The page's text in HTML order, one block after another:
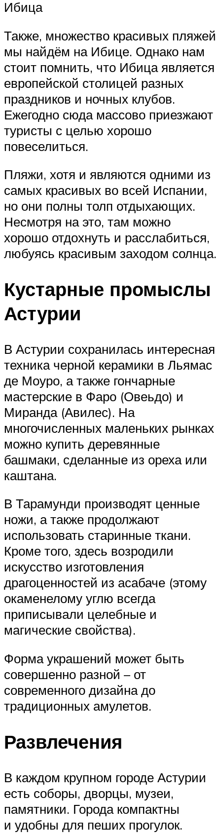
Ибица
Также, множество красивых пляжей
мы найдём на Ибице. Однако нам
стоит помнить, что Ибица является
европейской столицей разных
праздников и ночных клубов.
Ежегодно сюда массово приезжают
туристы с целью хорошо
повеселиться.
Пляжи, хотя и являются одними из
самых красивых во всей Испании,
но они полны толп отдыхающих.
Несмотря на это, там можно
хорошо отдохнуть и расслабиться,
любуясь красивым заходом солнца.
Кустарные промыслы
Астурии
В Астурии сохранилась интересная
техника черной керамики в Льямас
де Моуро, а также гончарные
мастерские в Фаро (Овеьдо) и
Миранда (Авилес). На
многочисленных маленьких рынках
можно купить деревянные
башмаки, сделанные из ореха или
каштана.
В Тарамунди производят ценные
ножи, а также продолжают
использовать старинные ткани.
Кроме того, здесь возродили
искусство изготовления
драгоценностей из асабаче (этому
окаменелому углю всегда
приписывали целебные и
магические свойства).
Форма украшений может быть
совершенно разной – от
современного дизайна до
традиционных амулетов.
Развлечения
В каждом крупном городе Астурии
есть соборы, дворцы, музеи,
памятники. Города компактны
и удобны для пеших прогулок.